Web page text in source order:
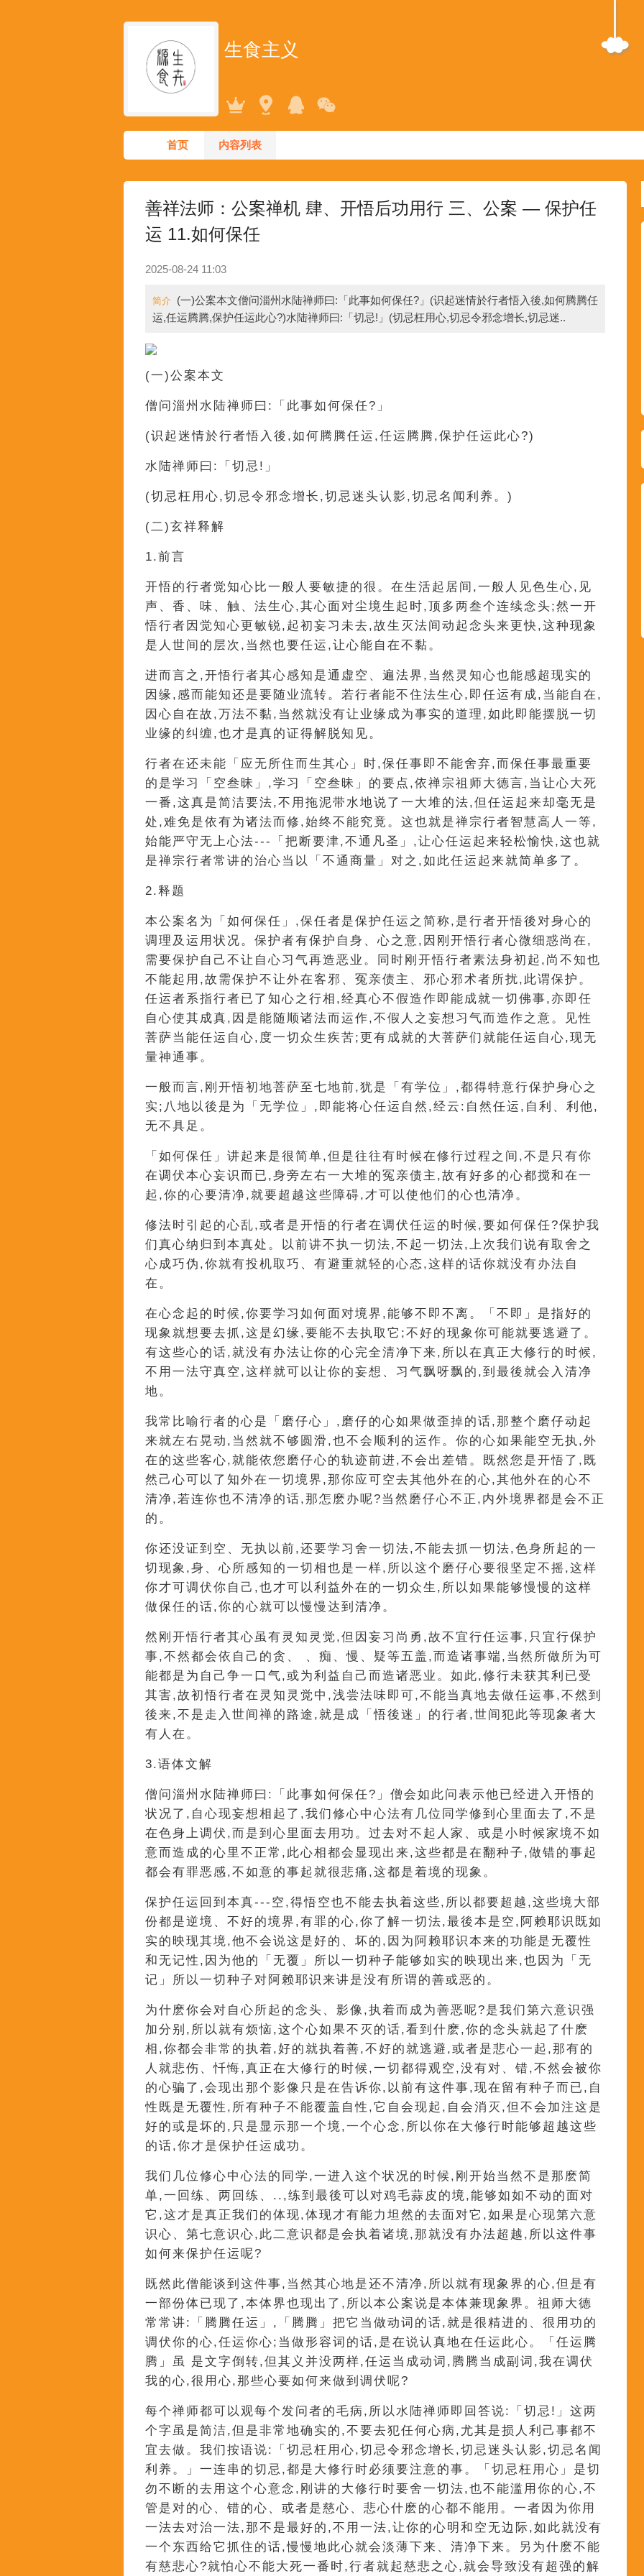
生食主义
首页 内容列表
善祥法师：公案禅机 肆、开悟后功用行 三、公案 — 保护任
运 11.如何保任
2025-08-24 11:03
简介 (一)公案本文僧问淄州水陆禅师曰:「此事如何保任?」(识起迷情於行者悟入後,如何腾腾任
运,任运腾腾,保护任运此心?)水陆禅师曰:「切忌!」(切忌枉用心,切忌令邪念增长,切忌迷..
(一)公案本文
僧问淄州水陆禅师曰:「此事如何保任?」
(识起迷情於行者悟入後,如何腾腾任运,任运腾腾,保护任运此心?)
水陆禅师曰:「切忌!」
(切忌枉用心,切忌令邪念增长,切忌迷头认影,切忌名闻利养。)
(二)玄祥释解
1.前言
开悟的行者觉知心比一般人要敏捷的很。在生活起居间,一般人见色生心,见
声、香、味、触、法生心,其心面对尘境生起时,顶多两叁个连续念头;然一开
悟行者因觉知心更敏锐,起初妄习未去,故生灭法间动起念头来更快,这种现象
是人世间的层次,当然也要任运,让心能自在不黏。
进而言之,开悟行者其心感知是通虚空、遍法界,当然灵知心也能感超现实的
因缘,感而能知还是要随业流转。若行者能不住法生心,即任运有成,当能自在,
因心自在故,万法不黏,当然就没有让业缘成为事实的道理,如此即能摆脱一切
业缘的纠缠,也才是真的证得解脱知见。
行者在还未能「应无所住而生其心」时,保任事即不能舍弃,而保任事最重要
的是学习「空叁昧」,学习「空叁昧」的要点,依禅宗祖师大德言,当让心大死
一番,这真是简洁要法,不用拖泥带水地说了一大堆的法,但任运起来却毫无是
处,难免是依有为诸法而修,始终不能究竟。这也就是禅宗行者智慧高人一等,
始能严守无上心法---「把断要津,不通凡圣」,让心任运起来轻松愉快,这也就
是禅宗行者常讲的治心当以「不通商量」对之,如此任运起来就简单多了。
2.释题
本公案名为「如何保任」,保任者是保护任运之简称,是行者开悟後对身心的
调理及运用状况。保护者有保护自身、心之意,因刚开悟行者心微细惑尚在,
需要保护自己不让自心习气再造恶业。同时刚开悟行者素法身初起,尚不知也
不能起用,故需保护不让外在客邪、冤亲债主、邪心邪术者所扰,此谓保护。
任运者系指行者已了知心之行相,经真心不假造作即能成就一切佛事,亦即任
自心使其成真,因是能随顺诸法而运作,不假人之妄想习气而造作之意。见性
菩萨当能任运自心,度一切众生疾苦;更有成就的大菩萨们就能任运自心,现无
量神通事。
一般而言,刚开悟初地菩萨至七地前,犹是「有学位」,都得特意行保护身心之
实;八地以後是为「无学位」,即能将心任运自然,经云:自然任运,自利、利他,
无不具足。
「如何保任」讲起来是很简单,但是往往有时候在修行过程之间,不是只有你
在调伏本心妄识而已,身旁左右一大堆的冤亲债主,故有好多的心都搅和在一
起,你的心要清净,就要超越这些障碍,才可以使他们的心也清净。
修法时引起的心乱,或者是开悟的行者在调伏任运的时候,要如何保任?保护我
们真心纳归到本真处。以前讲不执一切法,不起一切法,上次我们说有取舍之
心成巧伪,你就有投机取巧、有避重就轻的心态,这样的话你就没有办法自
在。
在心念起的时候,你要学习如何面对境界,能够不即不离。「不即」是指好的
现象就想要去抓,这是幻缘,要能不去执取它;不好的现象你可能就要逃避了。
有这些心的话,就没有办法让你的心完全清净下来,所以在真正大修行的时候,
不用一法守真空,这样就可以让你的妄想、习气飘呀飘的,到最後就会入清净
地。
我常比喻行者的心是「磨仔心」,磨仔的心如果做歪掉的话,那整个磨仔动起
来就左右晃动,当然就不够圆滑,也不会顺利的运作。你的心如果能空无执,外
在的这些客心,就能依您磨仔心的轨迹前进,不会出差错。既然您是开悟了,既
然己心可以了知外在一切境界,那你应可空去其他外在的心,其他外在的心不
清净,若连你也不清净的话,那怎麽办呢?当然磨仔心不正,内外境界都是会不正
的。
你还没证到空、无执以前,还要学习舍一切法,不能去抓一切法,色身所起的一
切现象,身、心所感知的一切相也是一样,所以这个磨仔心要很坚定不摇,这样
你才可调伏你自己,也才可以利益外在的一切众生,所以如果能够慢慢的这样
做保任的话,你的心就可以慢慢达到清净。
然刚开悟行者其心虽有灵知灵觉,但因妄习尚勇,故不宜行任运事,只宜行保护
事,不然都会依自己的贪、 、痴、慢、疑等五盖,而造诸事端,当然所做所为可
能都是为自己争一口气,或为利益自己而造诸恶业。如此,修行未获其利已受
其害,故初悟行者在灵知灵觉中,浅尝法味即可,不能当真地去做任运事,不然到
後来,不是走入世间禅的路途,就是成「悟後迷」的行者,世间犯此等现象者大
有人在。
3.语体文解
僧问淄州水陆禅师曰:「此事如何保任?」僧会如此问表示他已经进入开悟的
状况了,自心现妄想相起了,我们修心中心法有几位同学修到心里面去了,不是
在色身上调伏,而是到心里面去用功。过去对不起人家、或是小时候家境不如
意而造成的心里不正常,此心相都会显现出来,这些都是在翻种子,做错的事起
都会有罪恶感,不如意的事起就很悲痛,这都是着境的现象。
保护任运回到本真---空,得悟空也不能去执着这些,所以都要超越,这些境大部
份都是逆境、不好的境界,有罪的心,你了解一切法,最後本是空,阿赖耶识既如
实的映现其境,他不会说这是好的、坏的,因为阿赖耶识本来的功能是无覆性
和无记性,因为他的「无覆」所以一切种子能够如实的映现出来,也因为「无
记」所以一切种子对阿赖耶识来讲是没有所谓的善或恶的。
为什麽你会对自心所起的念头、影像,执着而成为善恶呢?是我们第六意识强
加分别,所以就有烦恼,这个心如果不灭的话,看到什麽,你的念头就起了什麽
相,你都会非常的执着,好的就执着善,不好的就逃避,或者是悲心一起,那有的
人就悲伤、忏悔,真正在大修行的时候,一切都得观空,没有对、错,不然会被你
的心骗了,会现出那个影像只是在告诉你,以前有这件事,现在留有种子而已,自
性既是无覆性,所有种子不能覆盖自性,它自会现起,自会消灭,但不会加注这是
好的或是坏的,只是显示那一个境,一个心念,所以你在大修行时能够超越这些
的话,你才是保护任运成功。
我们几位修心中心法的同学,一进入这个状况的时候,刚开始当然不是那麽简
单,一回练、两回练、..,练到最後可以对鸡毛蒜皮的境,能够如如不动的面对
它,这才是真正我们的体现,体现才有能力坦然的去面对它,如果是心现第六意
识心、第七意识心,此二意识都是会执着诸境,那就没有办法超越,所以这件事
如何来保护任运呢?
既然此僧能谈到这件事,当然其心地是还不清净,所以就有现象界的心,但是有
一部份体已现了,本体界也现出了,所以本公案说是本体兼现象界。祖师大德
常常讲:「腾腾任运」,「腾腾」把它当做动词的话,就是很精进的、很用功的
调伏你的心,任运你心;当做形容词的话,是在说认真地在任运此心。「任运腾
腾」虽 是文字倒转,但其义并没两样,任运当成动词,腾腾当成副词,我在调伏
我的心,很用心,那些心要如何来做到调伏呢?
每个禅师都可以观每个发问者的毛病,所以水陆禅师即回答说:「切忌!」这两
个字虽是简洁,但是非常地确实的,不要去犯任何心病,尤其是损人利己事都不
宜去做。我们按语说:「切忌枉用心,切忌令邪念增长,切忌迷头认影,切忌名闻
利养。」一连串的切忌,都是大修行时必须要注意的事。「切忌枉用心」是切
勿不断的去用这个心意念,刚讲的大修行时要舍一切法,也不能滥用你的心,不
管是对的心、错的心、或者是慈心、悲心什麽的心都不能用。一者因为你用
一法去对治一法,那不是最好的,不用一法,让你的心明和空无边际,如此就没有
一个东西给它抓住的话,慢慢地此心就会淡薄下来、清净下来。另为什麽不能
有慈悲心?就怕心不能大死一番时,行者就起慈悲之心,就会导致没有超强的解